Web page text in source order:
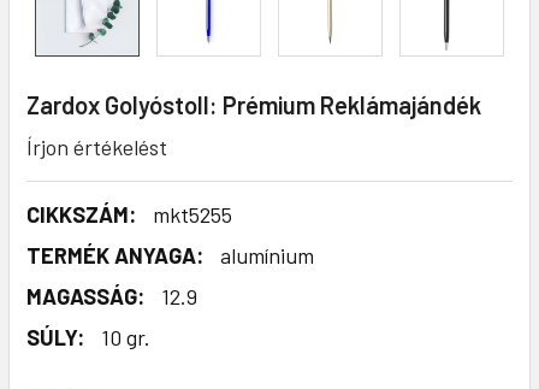
Zardox Golyóstoll: Prémium Reklámajándék
Írjon értékelést
CIKKSZÁM:
mkt5255
TERMÉK ANYAGA:
alumínium
MAGASSÁG:
12.9
SÚLY:
10 gr.